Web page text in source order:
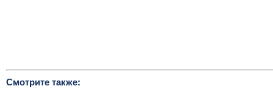
Смотрите также: